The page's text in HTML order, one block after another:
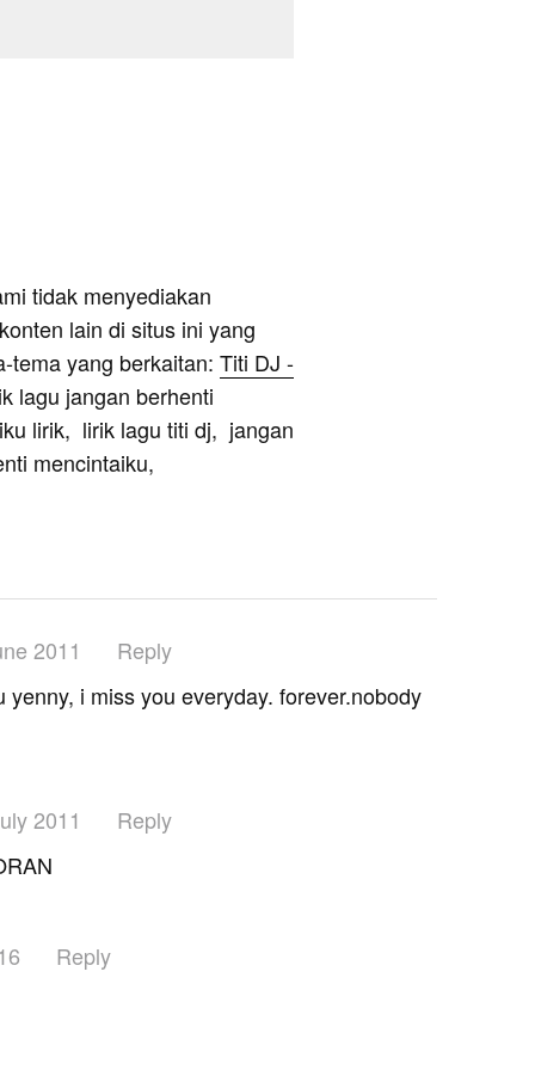
tidak menyediakan
lain di situs ini yang
tema yang berkaitan: Titi DJ -
lagu jangan berhenti
lirik, lirik lagu titi dj, jangan
mencintaiku,
2011
Reply
yenny, i miss you everyday. forever.nobody
2011
Reply
Reply